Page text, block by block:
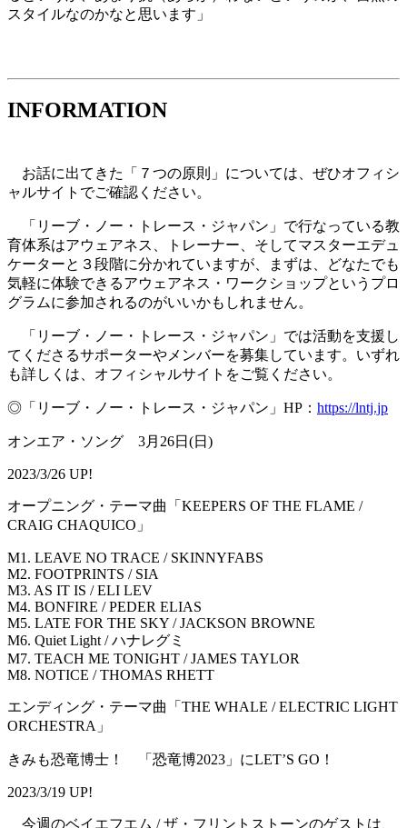
スタイルなのかなと思います」
INFORMATION
お話に出てきた「７つの原則」については、ぜひオフィシ
ャルサイトでご確認ください。
「リーブ・ノー・トレース・ジャパン」で行なっている教
育体系はアウェアネス、トレーナー、そしてマスターエデュ
ケーターと３段階に分かれていますが、まずは、どなたでも
気軽に体験できるアウェアネス・ワークショップというプロ
グラムに参加されるのがいいかもしれません。
「リーブ・ノー・トレース・ジャパン」では活動を支援し
てくださるサポーターやメンバーを募集しています。いずれ
も詳しくは、オフィシャルサイトをご覧ください。
◎「リーブ・ノー・トレース・ジャパン」HP： https://lntj.jp
オンエア・ソング 3月26日(日)
2023/3/26 UP!
オープニング・テーマ曲「KEEPERS OF THE FLAME /
CRAIG CHAQUICO」
M1. LEAVE NO TRACE / SKINNYFABS
M2. FOOTPRINTS / SIA
M3. AS IT IS / ELI LEV
M4. BONFIRE / PEDER ELIAS
M5. LATE FOR THE SKY / JACKSON BROWNE
M6. Quiet Light / ハナレグミ
M7. TEACH ME TONIGHT / JAMES TAYLOR
M8. NOTICE / THOMAS RHETT
エンディング・テーマ曲「THE WHALE / ELECTRIC LIGHT
ORCHESTRA」
きみも恐竜博士！ 「恐竜博2023」にLET’S GO！
2023/3/19 UP!
今週のベイエフエム / ザ・フリントストーンのゲストは、